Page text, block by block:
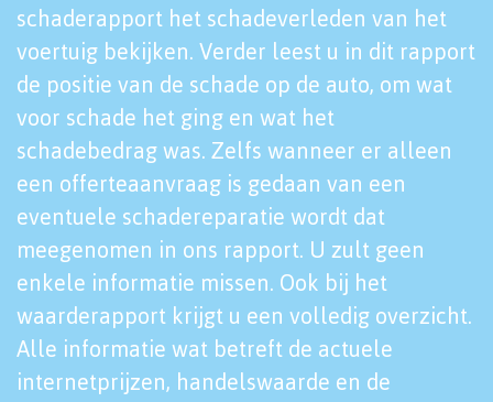
schaderapport het schadeverleden van het
voertuig bekijken. Verder leest u in dit rapport
de positie van de schade op de auto, om wat
voor schade het ging en wat het
schadebedrag was. Zelfs wanneer er alleen
een offerteaanvraag is gedaan van een
eventuele schadereparatie wordt dat
meegenomen in ons rapport. U zult geen
enkele informatie missen. Ook bij het
waarderapport krijgt u een volledig overzicht.
Alle informatie wat betreft de actuele
internetprijzen, handelswaarde en de